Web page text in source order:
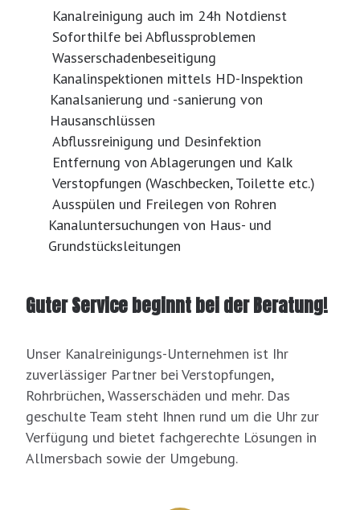
Kanalreinigung auch im 24h Notdienst
Soforthilfe bei Abflussproblemen
Wasserschadenbeseitigung
Kanalinspektionen mittels HD-Inspektion
Kanalsanierung und -sanierung von
Hausanschlüssen
Abflussreinigung und Desinfektion
Entfernung von Ablagerungen und Kalk
Verstopfungen (Waschbecken, Toilette etc.)
Ausspülen und Freilegen von Rohren
Kanaluntersuchungen von Haus- und
Grundstücksleitungen
Guter Service beginnt bei der Beratung!
Unser Kanalreinigungs-Unternehmen ist Ihr
zuverlässiger Partner bei Verstopfungen,
Rohrbrüchen, Wasserschäden und mehr. Das
geschulte Team steht Ihnen rund um die Uhr zur
Verfügung und bietet fachgerechte Lösungen in
Allmersbach sowie der Umgebung.